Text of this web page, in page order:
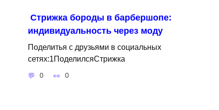
Стрижка бороды в барбершопе:
индивидуальность через моду
Поделитья с друзьями в социальных
сетях:1ПоделилсяСтрижка
0 0